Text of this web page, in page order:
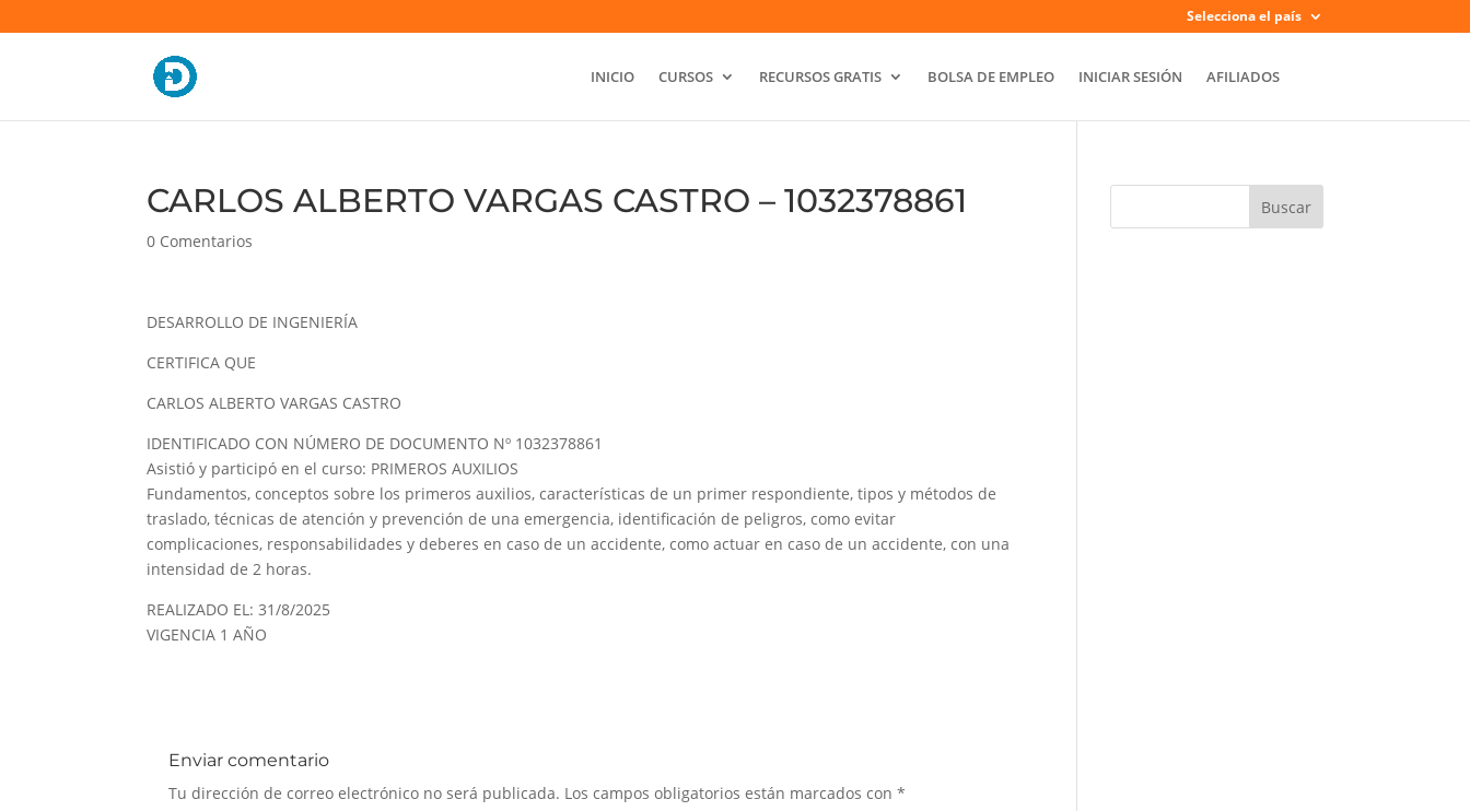
Selecciona el país
INICIO CURSOS RECURSOS GRATIS BOLSA DE EMPLEO INICIAR SESIÓN AFILIADOS
CARLOS ALBERTO VARGAS CASTRO – 1032378861
0 Comentarios
DESARROLLO DE INGENIERÍA
CERTIFICA QUE
CARLOS ALBERTO VARGAS CASTRO
IDENTIFICADO CON NÚMERO DE DOCUMENTO Nº 1032378861
Asistió y participó en el curso: PRIMEROS AUXILIOS
Fundamentos, conceptos sobre los primeros auxilios, características de un primer respondiente, tipos y métodos de
traslado, técnicas de atención y prevención de una emergencia, identificación de peligros, como evitar
complicaciones, responsabilidades y deberes en caso de un accidente, como actuar en caso de un accidente, con una
intensidad de 2 horas.
REALIZADO EL: 31/8/2025
VIGENCIA 1 AÑO
Enviar comentario
Tu dirección de correo electrónico no será publicada. Los campos obligatorios están marcados con*